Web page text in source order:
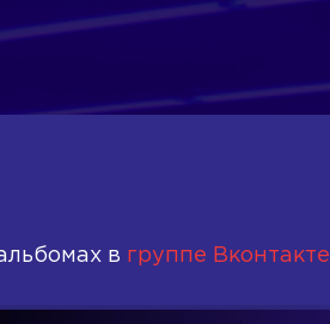
в группе Вконтакте